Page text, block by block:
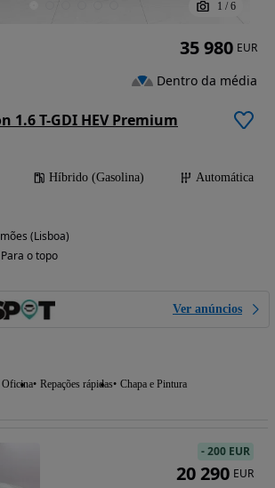
1 / 6
1.6 T-GDI HEV Premium
Híbrido (Gasolina)
Automática
(Lisboa)
o topo
Ver anúncios
Oficina Repações rápidas Chapa e Pintura
35 980 EUR
Dentro da média
-200 EUR
20 290 EUR